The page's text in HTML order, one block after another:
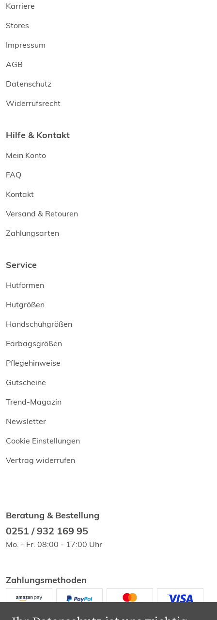
Karriere
Stores
Impressum
AGB
Datenschutz
Widerrufsrecht
Hilfe & Kontakt
Mein Konto
FAQ
Kontakt
Versand & Retouren
Zahlungsarten
Service
Hutformen
Hutgrößen
Handschuhgrößen
Earbagsgrößen
Pflegehinweise
Gutscheine
Trend-Magazin
Newsletter
Cookie Einstellungen
Vertrag widerrufen
Beratung & Bestellung
0251 / 932 169 95
Mo. - Fr. 08:00 - 17:00 Uhr
Zahlungsmethoden